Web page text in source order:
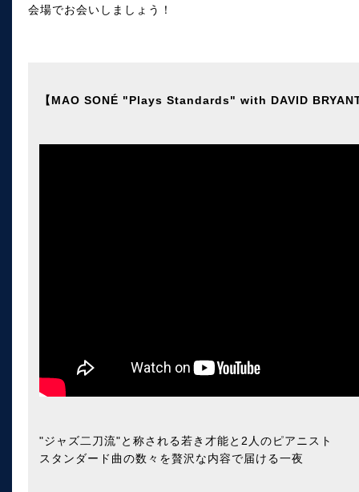
会場でお会いしましょう！
【MAO SONÉ "Plays Standards" with DAVID
"ジャズ二刀流"と称される若き才能と2人のピアニスト
スタンダード曲の数々を贅沢な内容で届ける一夜